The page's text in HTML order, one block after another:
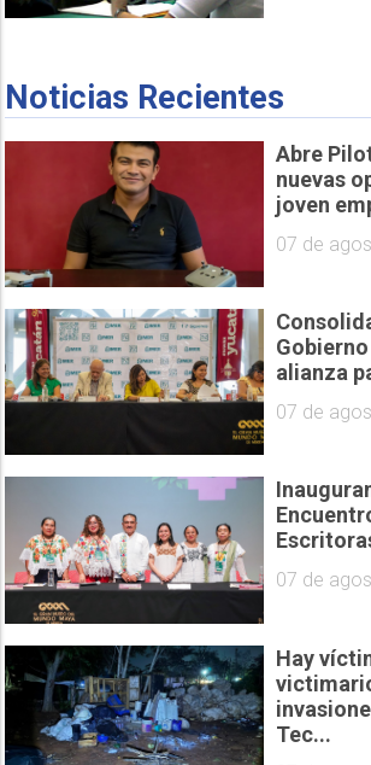
Noticias Recientes
Abre
nuevas
joven
07 de
alianza
07 de
07 de
Hay
Tec...